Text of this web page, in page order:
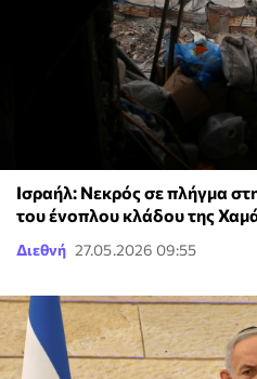
Ισραήλ: Νεκρός σε πλήγμα
του ένοπλου κλάδου της
Διεθνή 27.05.2026 09:55